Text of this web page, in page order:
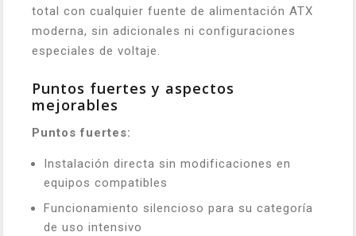
total con cualquier fuente de alimentación ATX
moderna, sin adicionales ni configuraciones
especiales de voltaje.
Puntos fuertes y aspectos
mejorables
Puntos fuertes:
Instalación directa sin modificaciones en
equipos compatibles
Funcionamiento silencioso para su categoría
de uso intensivo